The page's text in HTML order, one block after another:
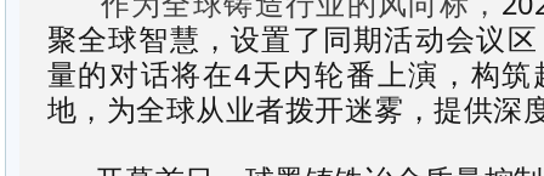
聚全球智慧，设置了同期活动会议
量的对话将在4天内轮番上演，构
地，为全球从业者拨开迷雾，提供深